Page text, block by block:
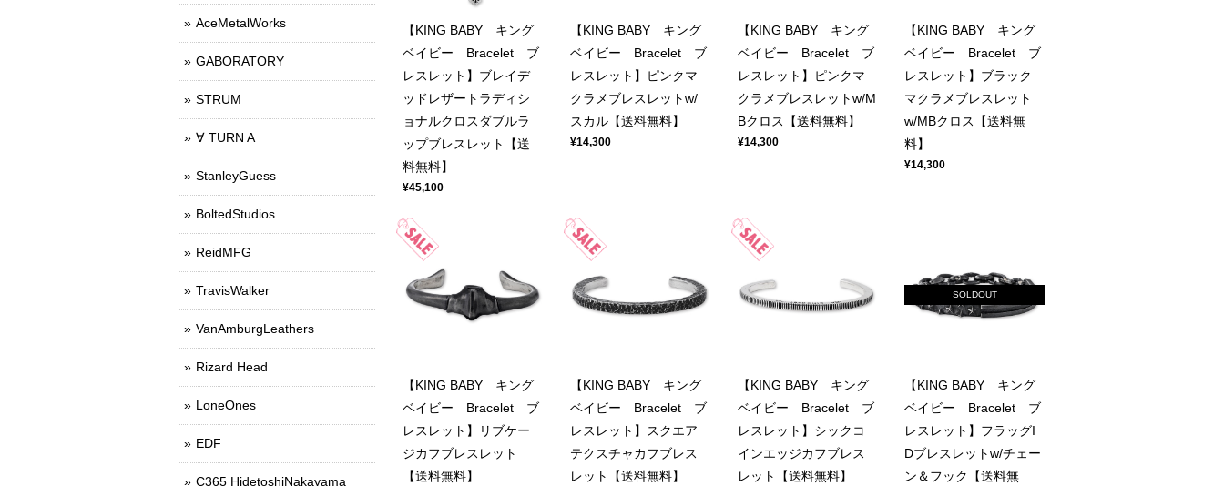
【KING BABY キング
ベイビー Bracelet ブ
レスレット】ブレイデ
ッドレザートラディシ
ョナルクロスダブルラ
ップブレスレット【送
料無料】
¥45,100
【KING BABY キング
ベイビー Bracelet ブ
レスレット】ピンクマ
クラメブレスレットw/
スカル【送料無料】
¥14,300
【KING BABY キング
ベイビー Bracelet ブ
レスレット】ピンクマ
クラメブレスレットw/M
Bクロス【送料無料】
¥14,300
【KING BABY キング
ベイビー Bracelet ブ
レスレット】ブラック
マクラメブレスレット
w/MBクロス【送料無
料】
¥14,300
【KING BABY キング
ベイビー Bracelet ブ
レスレット】リブケー
ジカフブレスレット
【送料無料】
【KING BABY キング
ベイビー Bracelet ブ
レスレット】スクエア
テクスチャカフブレス
レット【送料無料】
【KING BABY キング
ベイビー Bracelet ブ
レスレット】シックコ
インエッジカフブレス
レット【送料無料】
SOLDOUT
【KING BABY キング
ベイビー Bracelet ブ
レスレット】フラッグI
Dブレスレットw/チェー
ン＆フック【送料無
AceMetalWorks
GABORATORY
STRUM
∀ TURN A
StanleyGuess
BoltedStudios
ReidMFG
TravisWalker
VanAmburgLeathers
Rizard Head
LoneOnes
EDF
C365 HidetoshiNakayama